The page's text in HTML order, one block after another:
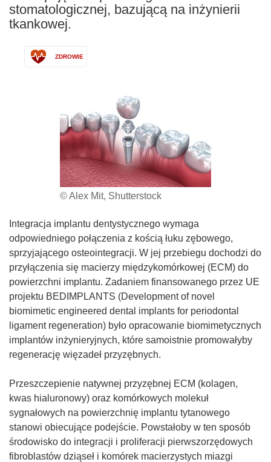
stomatologicznej, bazującą na inżynierii
tkankowej.
ZDROWIE
© Alex Mit, Shutterstock
Integracja implantu dentystycznego wymaga
odpowiedniego połączenia z kością łuku zębowego,
sprzyjającego osteointegracji. W jej przebiegu dochodzi do
przyłączenia się macierzy międzykomórkowej (ECM) do
powierzchni implantu. Zadaniem finansowanego przez UE
projektu BEDIMPLANTS (Development of novel
biomimetic engineered dental implants for periodontal
ligament regeneration) było opracowanie biomimetycznych
implantów inżynieryjnych, które samoistnie promowałyby
regenerację więzadeł przyzębnych.
Przeszczepienie natywnej przyzębnej ECM (kolagen,
kwas hialuronowy) oraz komórkowych molekuł
sygnałowych na powierzchnię implantu tytanowego
stanowi obiecujące podejście. Powstałoby w ten sposób
środowisko do integracji i proliferacji pierwszorzędowych
fibroblastów dziąseł i komórek macierzystych miazgi